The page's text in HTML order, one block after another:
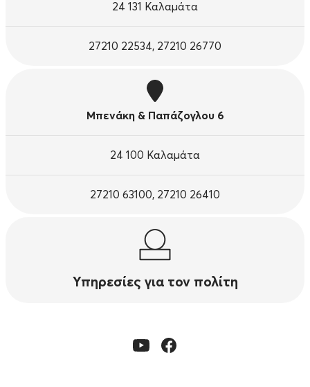
24 131 Καλαμάτα
27210 22534, 27210 26770
Μπενάκη & Παπάζογλου 6
24 100 Καλαμάτα
27210 63100, 27210 26410
Υπηρεσίες για τον πολίτη